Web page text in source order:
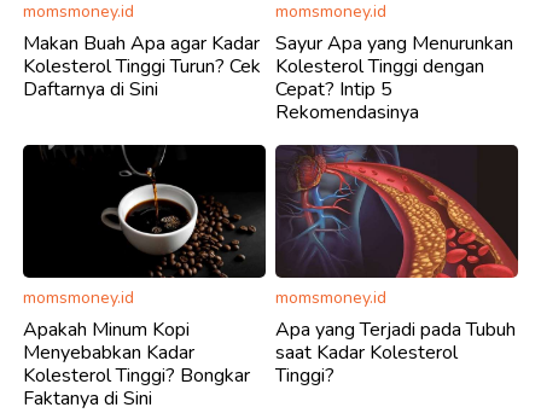
momsmoney.id
Makan Buah Apa agar Kadar
Kolesterol Tinggi Turun? Cek
Daftarnya di Sini
momsmoney.id
Sayur Apa yang Menurunkan
Kolesterol Tinggi dengan
Cepat? Intip 5
Rekomendasinya
momsmoney.id
Apakah Minum Kopi
Menyebabkan Kadar
Kolesterol Tinggi? Bongkar
Faktanya di Sini
momsmoney.id
Apa yang Terjadi pada Tubuh
saat Kadar Kolesterol
Tinggi?